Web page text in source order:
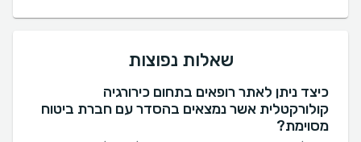
שאלות נפוצות
כיצד ניתן לאתר רופאים בתחום כירורגיה
קולורקטלית אשר נמצאים בהסדר עם חברת ביטוח
מסוימת?